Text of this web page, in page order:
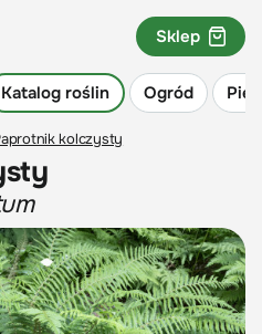
Katalog roślin Ogród
Sklep
kolczysty